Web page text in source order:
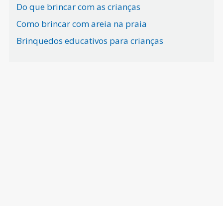
Do que brincar com as crianças
Como brincar com areia na praia
Brinquedos educativos para crianças